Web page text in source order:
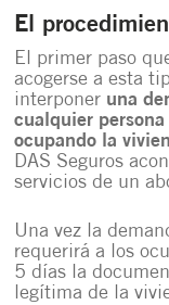
El
El primer paso
acogerse a esta
interponer una
cualquier
ocupando la
DAS Seguros
servicios de un
Una vez la
requerirá a los
5 días la
legítima de la